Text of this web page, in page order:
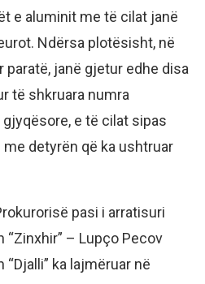
e aluminit me të cilat janë
Ndërsa plotësisht, në
janë gjetur edhe disa
të shkruara numra
e të cilat sipas
detyrën që ka ushtruar
pasi i arratisuri
– Lupço Pecov
ka lajmëruar në